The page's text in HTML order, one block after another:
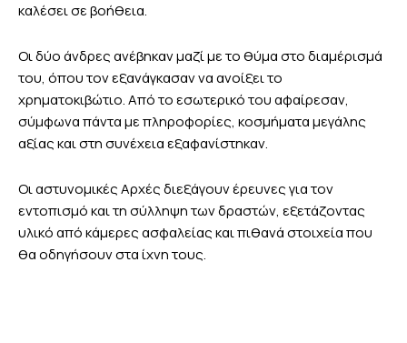
καλέσει σε βοήθεια.
Οι δύο άνδρες ανέβηκαν μαζί με το θύμα στο διαμέρισμά
του, όπου τον εξανάγκασαν να ανοίξει το
χρηματοκιβώτιο. Από το εσωτερικό του αφαίρεσαν,
σύμφωνα πάντα με πληροφορίες, κοσμήματα μεγάλης
αξίας και στη συνέχεια εξαφανίστηκαν.
Οι αστυνομικές Αρχές διεξάγουν έρευνες για τον
εντοπισμό και τη σύλληψη των δραστών, εξετάζοντας
υλικό από κάμερες ασφαλείας και πιθανά στοιχεία που
θα οδηγήσουν στα ίχνη τους.